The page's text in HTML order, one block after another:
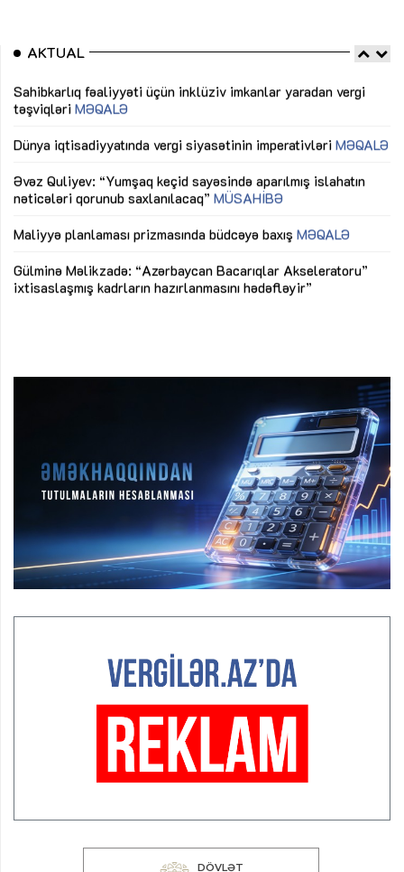
AKTUAL
Sahibkarlıq fəaliyyəti üçün inklüziv imkanlar yaradan vergi
təşviqləriMƏQALƏ
Dünya iqtisadiyyatında vergi siyasətinin imperativləri MƏQALƏ
Əvəz Quliyev: “Yumşaq keçid sayəsində aparılmış islahatın
nəticələri qorunub saxlanılacaq”MÜSAHİBƏ
Maliyyə planlaması prizmasında büdcəyə baxış MƏQALƏ
Gülminə Məlikzadə: “Azərbaycan Bacarıqlar Akseleratoru”
ixtisaslaşmış kadrların hazırlanmasını hədəfləyir”